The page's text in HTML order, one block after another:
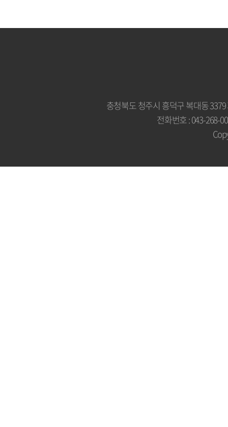
충청북도 청주시 흥덕구 복대동
전화번호 : 043-268-